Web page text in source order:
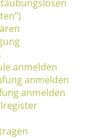
anmelden
anmelden
anmelden